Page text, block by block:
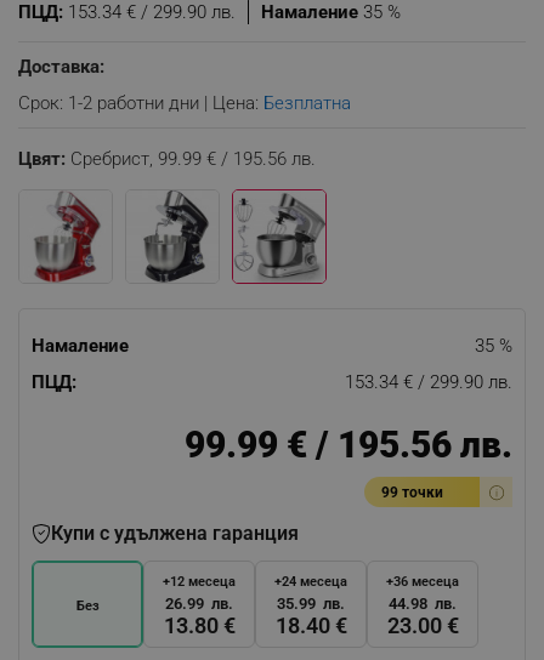
Намаление 35 %
ПЦД: 153.34 € / 299.90 лв.
Доставка:
Срок: 1-2 работни дни | Цена: Безплатна
Цвят: Сребрист, 99.99 € / 195.56 лв.
Намаление
35 %
ПЦД:
153.34 € / 299.90 лв.
99.99 € / 195.56 лв.
99 точки
Купи с удължена гаранция
Без
+12 месеца
13.80 €
26.99 лв.
+24 месеца
18.40 €
35.99 лв.
+36 месеца
23.00 €
44.98 лв.